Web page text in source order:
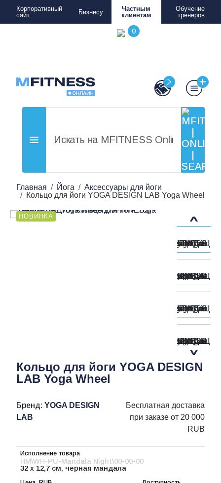
Корпоративный
сайт
Бизнесу
Частным
клиентам
Обучение
тренеров
Главная Йога
Аксессуары для йоги
Кольцо для йоги YOGA DESIGN LAB Yoga Wheel
НОВИНКА
Кольцо для йоги YOGA DESIGN
LAB Yoga Wheel
Бренд: YOGA DESIGN
LAB
Бесплатная доставка
при заказе от 20 000
RUB
HM\WH-PU-Mandala Night\00-00-00
32 x 12,7 см, черная мандала